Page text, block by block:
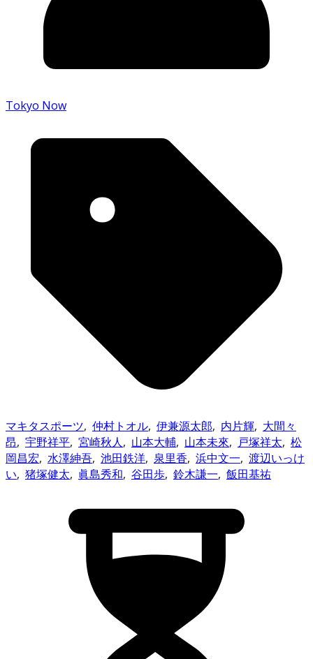
Tokyo Now
マキタスポーツ, 仲村トオル, 伊兼源太郎, 内片輝, 大間々
昂, 宇野祥平, 宮崎秋人, 山本大輔, 山本未來, 戸塚祥太, 松
岡昌宏, 水澤紳吾, 池田鉄洋, 泉里香, 浜中文一, 渡辺いっけ
い, 猪塚健太, 眞島秀和, 谷田歩, 鈴木謙一, 飯田基祐